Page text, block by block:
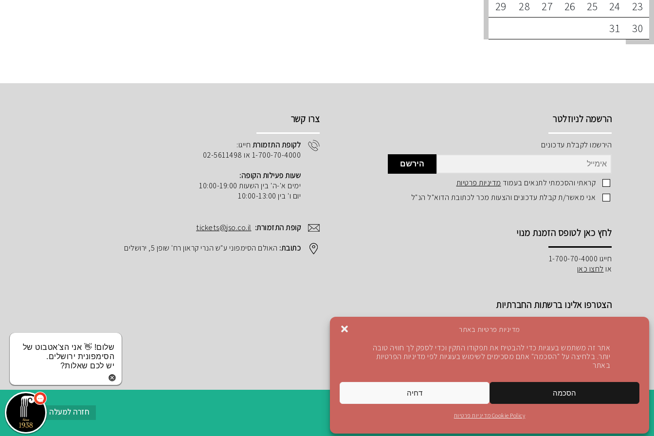
מדיניות פרטיות באתר
אתר זה משתמש בעוגיות כדי להבטיח את תפקודו התקין וכדי לספק לך חוויה טובה
יותר. בלחיצה על "הסכמה" אתם מסכימים לשימוש בעוגיות לפי מדיניות הפרטיות
באתר
הסכמה דחיה
Cookie Policy מדיניות פרטיות
23
24
25
26
27
28
29
30
31
הרשמה לניוזלטר
הירשמו לקבלת עדכונים
הירשם
קראתי והסכמתי לתנאים בעמוד מדיניות פרטיות
אני מאשר/ת קבלת עדכונים והצעות מכר לכתובת הדוא"ל הנ"ל
לחץ כאן לטופס הזמנת מנוי
חייגו 1-700-70-4000
או לחצו כאן
הצטרפו אלינו ברשתות החברתיות
facebook
YouTube
Blog
Instagram
צרו קשר
לקופת התזמורת חייגו:
1-700-70-4000 או 02-5611498
שעות פעילות הקופה:
ימים א'-ה' בין השעות 10:00-19:00
יום ו' בין 10:00-13:00
קופת התזמורת: tickets@jso.co.il
כתובת: האולם הסימפוני ע"ש הנרי קראון רח' שופן 5, ירושלים
חזרה למעלה
שלום! 👋 אני הצ'אטבוט של
הסימפונית ירושלים.
יש לכם שאלות?